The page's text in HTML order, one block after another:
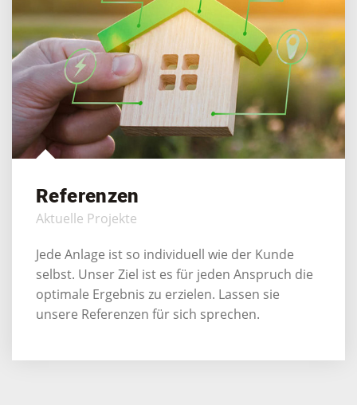
Referenzen
Aktuelle Projekte
Jede Anlage ist so individuell wie der Kunde
selbst. Unser Ziel ist es für jeden Anspruch die
optimale Ergebnis zu erzielen. Lassen sie
unsere Referenzen für sich sprechen.